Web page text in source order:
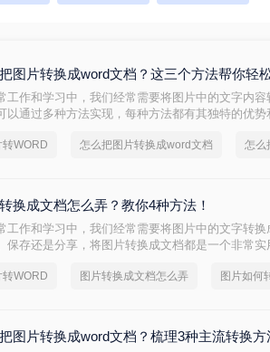
图片转换成word文档？这三个方法帮你轻
工作和学习中，我们经常需要将图片中的文字内
以通过多种方法实现，每种方法都有其独特的优
一些实用的工具。
转WORD 怎么把图片转换成word文档
换成文档怎么弄？教你4种方法！
工作和学习中，我们经常需要将图片中的文字转
保存还是分享，将图片转换成文档都是一个非常
转WORD 图片转换成文档怎么弄 图片如何
图片转换成word文档？梳理3种主流转换方